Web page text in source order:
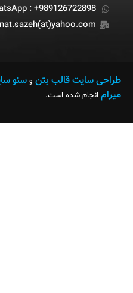
: +989126722898
sanat.sazeh(at)yahoo.com
طراحی سایت قالب بتنوسئو
میرامانجام شده است.